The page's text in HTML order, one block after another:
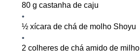
80 g castanha de caju
½ xícara de chá de molho Shoyu
2 colheres de chá amido de milho